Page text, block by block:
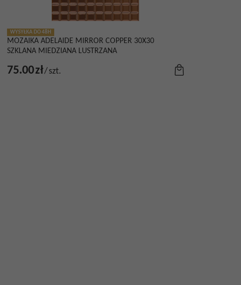
WYSYŁKA DO 48H
MOZAIKA ADELAIDE MIRROR COPPER 30X30
SZKLANA MIEDZIANA LUSTRZANA
75.00zł/szt.